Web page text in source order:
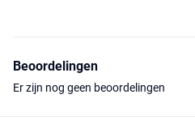
Beoordelingen
Er zijn nog geen beoordelingen